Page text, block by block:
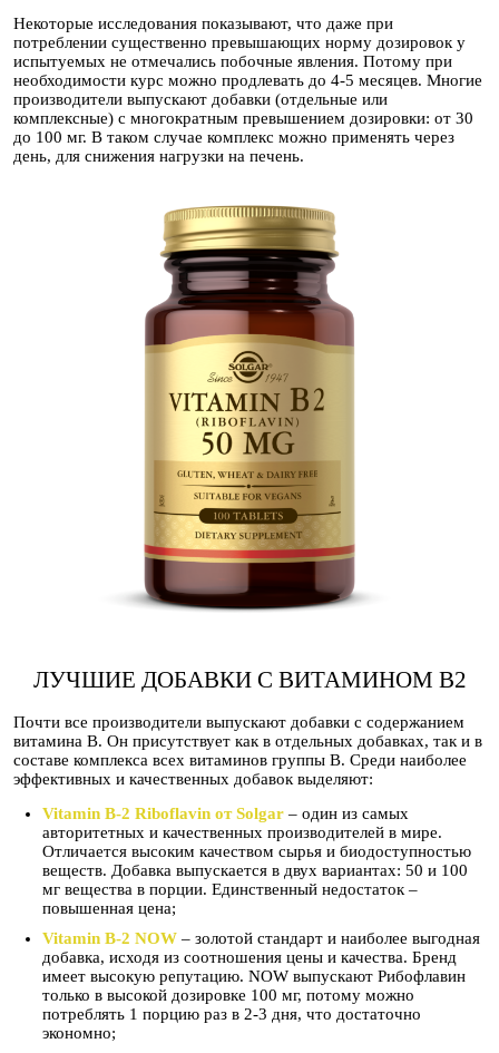
Некоторые исследования показывают, что даже при
потреблении существенно превышающих норму дозировок у
испытуемых не отмечались побочные явления. Потому при
необходимости курс можно продлевать до 4-5 месяцев. Многие
производители выпускают добавки (отдельные или
комплексные) с многократным превышением дозировки: от 30
до 100 мг. В таком случае комплекс можно применять через
день, для снижения нагрузки на печень.
ЛУЧШИЕ ДОБАВКИ С ВИТАМИНОМ B2
Почти все производители выпускают добавки с содержанием
витамина B. Он присутствует как в отдельных добавках, так и в
составе комплекса всех витаминов группы B. Среди наиболее
эффективных и качественных добавок выделяют:
Vitamin B-2 Riboflavin от Solgar – один из самых
авторитетных и качественных производителей в мире.
Отличается высоким качеством сырья и биодоступностью
веществ. Добавка выпускается в двух вариантах: 50 и 100
мг вещества в порции. Единственный недостаток –
повышенная цена;
Vitamin B-2 NOW – золотой стандарт и наиболее выгодная
добавка, исходя из соотношения цены и качества. Бренд
имеет высокую репутацию. NOW выпускают Рибофлавин
только в высокой дозировке 100 мг, потому можно
потреблять 1 порцию раз в 2-3 дня, что достаточно
экономно;